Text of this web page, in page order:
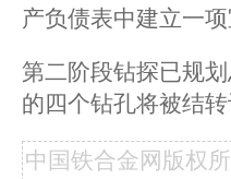
产负债表中建立一
第二阶段钻探已规
的四个钻孔将被结转
中国铁合金网版权